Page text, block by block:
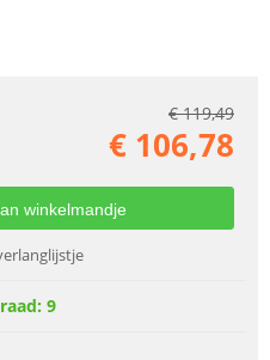
€119,49
€ 106,78
winkelmandje
9